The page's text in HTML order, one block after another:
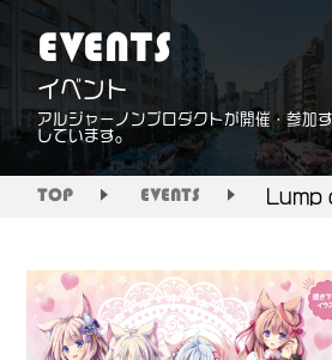
EVENTS
イベント
アルジャーノンプロダクトが開催・参加
しています。
TOP EVENTS